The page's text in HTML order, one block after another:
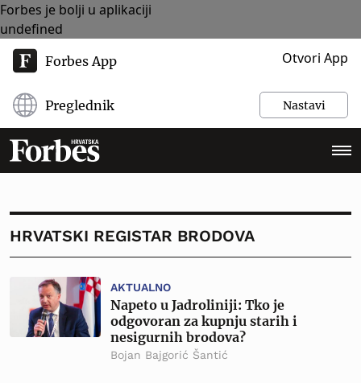
Forbes je bolji u aplikaciji
undefined
Forbes App Otvori App
Preglednik Nastavi
HRVATSKI REGISTAR BRODOVA
AKTUALNO
Napeto u Jadroliniji: Tko je
odgovoran za kupnju starih i
nesigurnih brodova?
Bojan Bajgorić Šantić